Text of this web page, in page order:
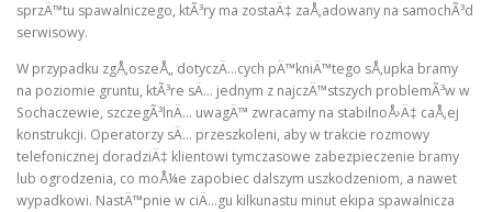
sprzÄ™tu spawalniczego, ktÃ³ry ma zostaÄ‡ zaÅ‚adowany na samochÃ³d
serwisowy.
W przypadku zgÅ‚oszeÅ„ dotyczÄ…cych pÄ™kniÄ™tego sÅ‚upka bramy
na poziomie gruntu, ktÃ³re sÄ… jednym z najczÄ™stszych problemÃ³w w
Sochaczewie, szczegÃ³lnÄ… uwagÄ™ zwracamy na stabilnoÅ›Ä‡ caÅ‚ej
konstrukcji. Operatorzy sÄ… przeszkoleni, aby w trakcie rozmowy
telefonicznej doradziÄ‡ klientowi tymczasowe zabezpieczenie bramy
lub ogrodzenia, co moÅ¼e zapobiec dalszym uszkodzeniom, a nawet
wypadkowi. NastÄ™pnie w ciÄ…gu kilkunastu minut ekipa spawalnicza